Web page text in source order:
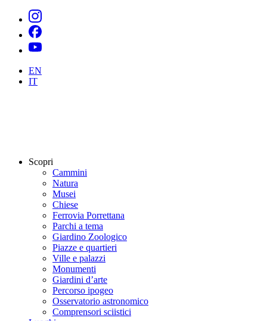
EN
IT
Scopri
Cammini
Natura
Musei
Chiese
Ferrovia Porrettana
Parchi a tema
Giardino Zoologico
Piazze e quartieri
Ville e palazzi
Monumenti
Giardini d’arte
Percorso ipogeo
Osservatorio astronomico
Comprensori sciistici